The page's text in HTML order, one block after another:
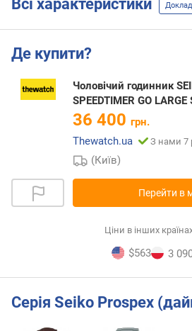
Всі характеристики
Де купити?
Чоловічий годинник
SPEEDTIMER GO
36 400 грн.
Thewatch.ua
З нами 7
(Київ)
Перейти в
Ціни в інших
$563 3
Серія Seiko Prospex